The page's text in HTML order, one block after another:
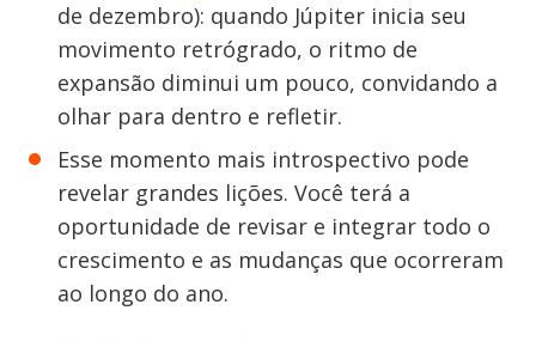
de dezembro): quando Júpiter inicia seu
movimento retrógrado, o ritmo de
expansão diminui um pouco, convidando a
olhar para dentro e refletir.
Esse momento mais introspectivo pode
revelar grandes lições. Você terá a
oportunidade de revisar e integrar todo o
crescimento e as mudanças que ocorreram
ao longo do ano.